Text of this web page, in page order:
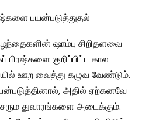
பயன்படுத்துதல்
ஷாம்பு சிறிதளவை
குறிப்பிட்ட கால
ஊற வைத்து கழுவ வேண்டும்.
அதில் ஏற்கனவே
துவாரங்களை அடைக்கும்.